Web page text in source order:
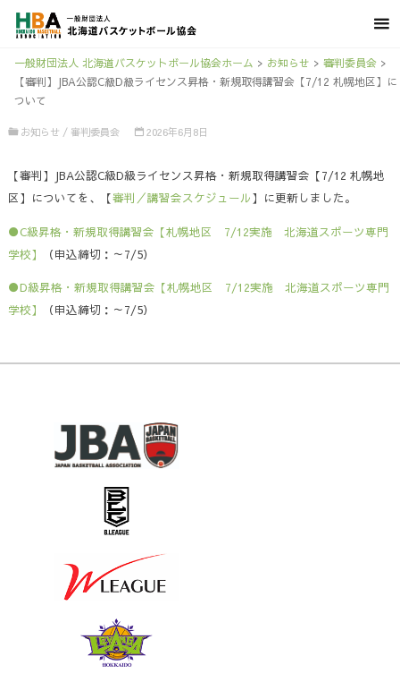
一般財団法人 北海道バスケットボール協会ホーム > お知らせ > 審判委員会>
【審判】JBA公認C級D級ライセンス昇格・新規取得講習会【7/12 札幌地区】に
ついて
お知らせ / 審判委員会 2026年6月8日
【審判】JBA公認C級D級ライセンス昇格・新規取得講習会【7/12 札幌地
区】についてを、【審判／講習会スケジュール】に更新しました。
●C級昇格・新規取得講習会【札幌地区 7/12実施 北海道スポーツ専門
学校】
（申込締切：～7/5）
●D級昇格・新規取得講習会【札幌地区 7/12実施 北海道スポーツ専門
学校】
（申込締切：～7/5）